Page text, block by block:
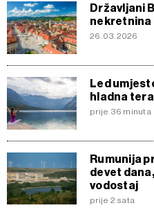
Državljani
nekretnina
26.03.2026
Led
hladna
prije 36 minuta
Rumunija
devet
vodostaj
prije 2 sata